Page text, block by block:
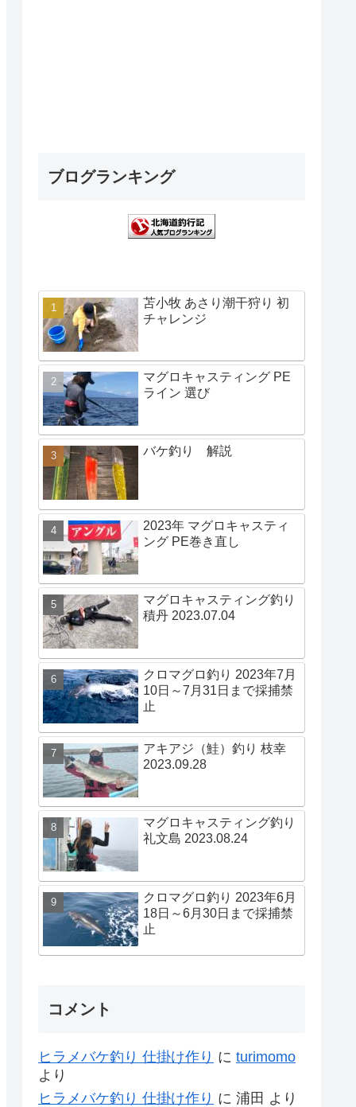
ブログランキング
苫小牧 あさり潮干狩り 初
チャレンジ
マグロキャスティング PE
ライン 選び
バケ釣り 解説
2023年 マグロキャスティ
ング PE巻き直し
マグロキャスティング釣り
積丹 2023.07.04
クロマグロ釣り 2023年7月
10日～7月31日まで採捕禁
止
アキアジ（鮭）釣り 枝幸
2023.09.28
マグロキャスティング釣り
礼文島 2023.08.24
クロマグロ釣り 2023年6月
18日～6月30日まで採捕禁
止
コメント
ヒラメバケ釣り 仕掛け作り に turimomo
より
ヒラメバケ釣り 仕掛け作り に 浦田 より